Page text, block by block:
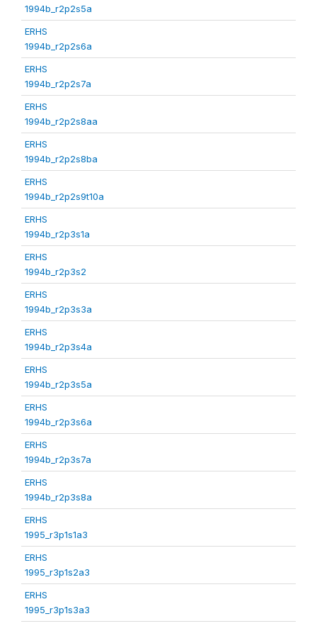
1994b_r2p2s5a
ERHS
1994b_r2p2s6a
ERHS
1994b_r2p2s7a
ERHS
1994b_r2p2s8aa
ERHS
1994b_r2p2s8ba
ERHS
1994b_r2p2s9t10a
ERHS
1994b_r2p3s1a
ERHS
1994b_r2p3s2
ERHS
1994b_r2p3s3a
ERHS
1994b_r2p3s4a
ERHS
1994b_r2p3s5a
ERHS
1994b_r2p3s6a
ERHS
1994b_r2p3s7a
ERHS
1994b_r2p3s8a
ERHS
1995_r3p1s1a3
ERHS
1995_r3p1s2a3
ERHS
1995_r3p1s3a3